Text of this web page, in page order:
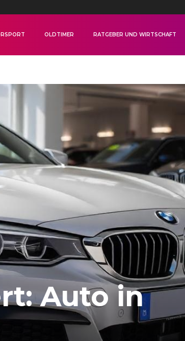
OLDTIMER RATGEBER UND WIRTSCHAFT
Auto in